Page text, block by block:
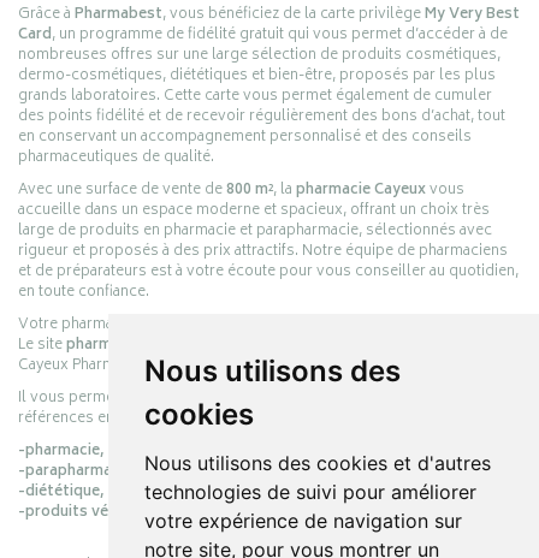
Nous utilisons des
cookies
Nous utilisons des cookies et d'autres
technologies de suivi pour améliorer
votre expérience de navigation sur
notre site, pour vous montrer un
Grâce àPharmabest, vous bénéficiez de la carte privilègeMy Very Best
Card, un programme de fidélité gratuit qui vous permet d’accéder à de
nombreuses offres sur une large sélection de produits cosmétiques,
dermo-cosmétiques, diététiques et bien-être, proposés par les plus
grands laboratoires. Cette carte vous permet également de cumuler
des points fidélité et de recevoir régulièrement des bons d’achat, tout
en conservant un accompagnement personnalisé et des conseils
pharmaceutiques de qualité.
Avec une surface de vente de800 m², lapharmacie Cayeuxvous
accueille dans un espace moderne et spacieux, offrant un choix très
large de produits en pharmacie et parapharmacie, sélectionnés avec
rigueur et proposés à des prix attractifs. Notre équipe de pharmaciens
et de préparateurs est à votre écoute pour vous conseiller au quotidien,
en toute confiance.
Votre pharmacie en ligne :
Le sitepharmacie-cayeux.fr
Cayeux Pharmabest Berck-sur-Mer – Rang-du-Fliers.
Il vous permet de réaliser vos achats en ligne parmi des milliers de
références en :
-pharmacie,
-parapharmacie,
-diététique,
-produits vétérinaires.